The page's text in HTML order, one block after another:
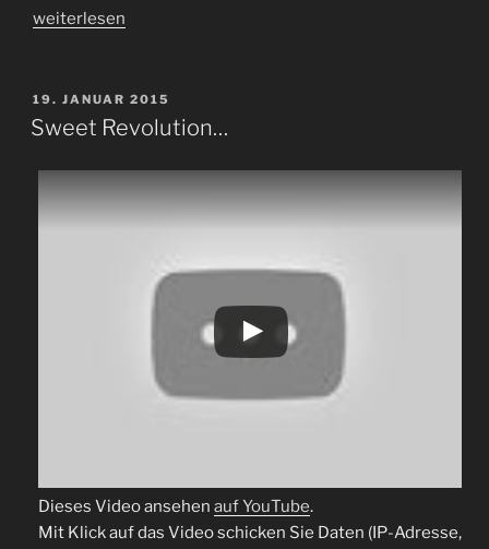
„Listening
weiterlesen
VERÖFFENTLICHT
AM
19. JANUAR 2015
Sweet Revolution…
Dieses Video ansehen auf YouTube.
Mit Klick auf das Video schicken Sie Daten (IP-Adresse,